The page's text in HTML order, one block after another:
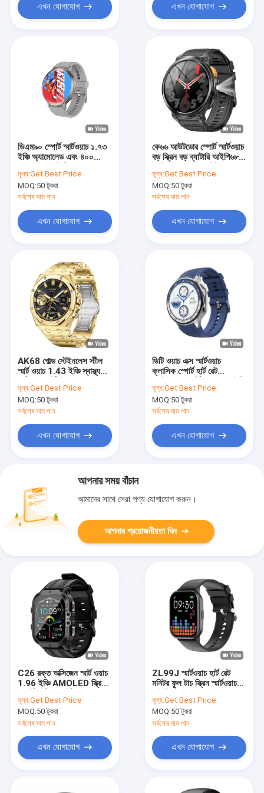
এখন যোগাযোগ এখন যোগাযোগ
ডিএম৯০ স্পোর্ট স্মার্টওয়াচ ১.৭৩
ইঞ্চি অ্যামোলেড এবং ৪০০
স্পোর্টস মোড
মূল্য:Get Best Price
MOQ:50 টুকরা
সর্বশেষ দাম পান
এখন যোগাযোগ
কে৬৬ আউটডোর স্পোর্ট স্মার্টওয়াচ
বড় স্ক্রিন বড় ব্যাটারি আইপি৬৮
মূল্য:Get Best Price
MOQ:50 টুকরা
সর্বশেষ দাম পান
এখন যোগাযোগ
AK68 গোল্ড স্টেইনলেস স্টীল
স্মার্ট ওয়াচ 1.43 ইঞ্চি স্বাস্থ্য
স্ক্রিন
মূল্য:Get Best Price
MOQ:50 টুকরা
সর্বশেষ দাম পান
এখন যোগাযোগ
ডিটি ওয়াচ এক্স স্মার্টওয়াচ
ক্লাসিক স্পোর্ট হার্ট রেট
স্মার্টওয়াচ
মূল্য:Get Best Price
MOQ:50 টুকরা
সর্বশেষ দাম পান
এখন যোগাযোগ
আপনার সময় বাঁচান
আমাদের সাথে সেরা পণ্য যোগাযোগ করুন।
আপনার প্রয়োজনীয়তা দিন
C26 রক্ত অক্সিজেন স্মার্ট ওয়াচ
1.96 ইঞ্চি AMOLED স্ক্রিন
মূল্য:Get Best Price
MOQ:50 টুকরা
সর্বশেষ দাম পান
এখন যোগাযোগ
ZL99J স্মার্টওয়াচ হার্ট রেট
মনিটর ফুল টাচ স্ক্রিন স্মার্টওয়াচ
মূল্য:Get Best Price
MOQ:50 টুকরা
সর্বশেষ দাম পান
এখন যোগাযোগ